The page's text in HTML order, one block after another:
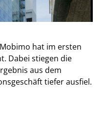
hat im ersten
Dabei stiegen die
aus dem
tiefer ausfiel.